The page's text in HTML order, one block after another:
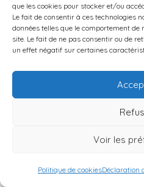
que les cookies pour stocker et/ou
Le fait de consentir à ces technologies
données telles que le comportement
site. Le fait de ne pas consentir ou de
un effet négatif sur certaines
Voir les
Politique de cookiesDéclaration
Grande
maison
familiale à
Plana
240 m²
deux